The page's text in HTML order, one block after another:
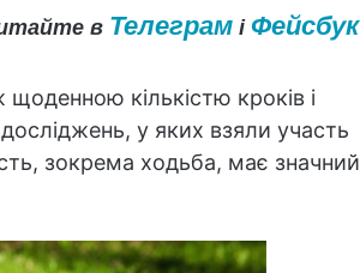
в Телеграмі Фейсбук
щоденною кількістю кроків і
у яких взяли участь
зокрема ходьба, має значний